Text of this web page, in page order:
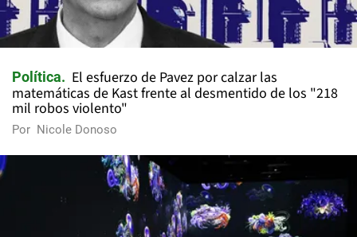
Política
El esfuerzo de Pavez por calzar las
matemáticas de Kast frente al desmentido de los "218
mil robos violento"
Por Nicole Donoso